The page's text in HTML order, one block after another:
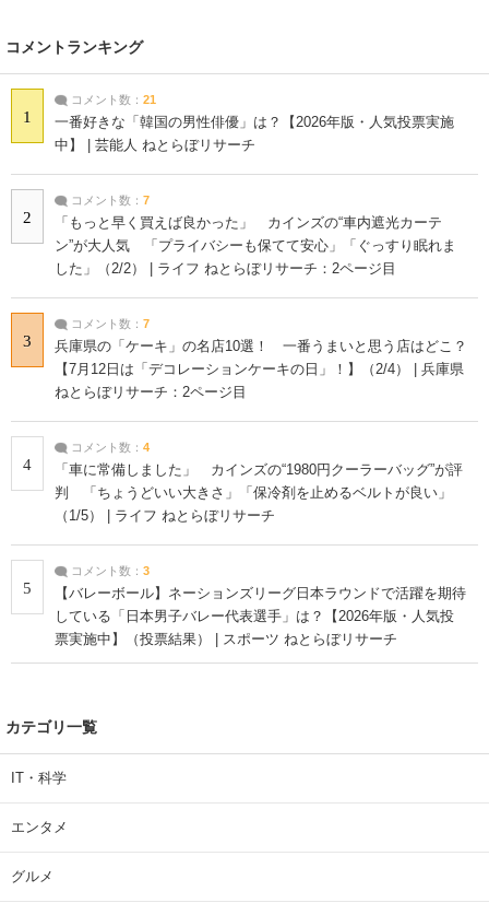
コメントランキング
1
コメント数： 21
一番好きな「韓国の男性俳優」は？【2026年版・人気投票実施
中】 | 芸能人 ねとらぼリサーチ
2
コメント数： 7
「もっと早く買えば良かった」 カインズの“車内遮光カーテ
ン”が大人気 「プライバシーも保てて安心」「ぐっすり眠れま
した」（2/2） | ライフ ねとらぼリサーチ：2ページ目
3
コメント数： 7
兵庫県の「ケーキ」の名店10選！ 一番うまいと思う店はどこ？
【7月12日は「デコレーションケーキの日」！】（2/4） | 兵庫県
ねとらぼリサーチ：2ページ目
4
コメント数： 4
「車に常備しました」 カインズの“1980円クーラーバッグ”が評
判 「ちょうどいい大きさ」「保冷剤を止めるベルトが良い」
（1/5） | ライフ ねとらぼリサーチ
5
コメント数： 3
【バレーボール】ネーションズリーグ日本ラウンドで活躍を期待
している「日本男子バレー代表選手」は？【2026年版・人気投
票実施中】（投票結果） | スポーツ ねとらぼリサーチ
カテゴリ一覧
IT・科学
エンタメ
グルメ